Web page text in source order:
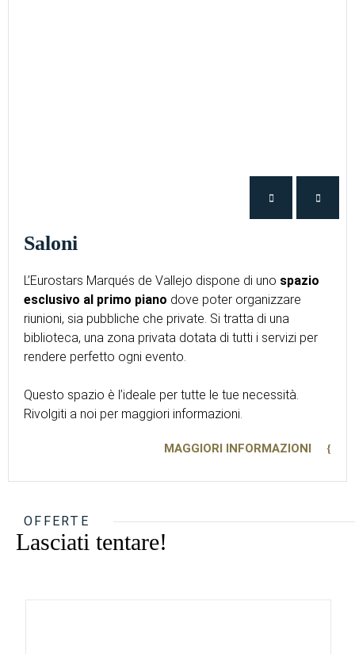
Saloni
L’Eurostars Marqués de Vallejo dispone di uno spazio
esclusivo al primo piano dove poter organizzare
riunioni, sia pubbliche che private. Si tratta di una
biblioteca, una zona privata dotata di tutti i servizi per
rendere perfetto ogni evento.
Questo spazio è l’ideale per tutte le tue necessità.
Rivolgiti a noi per maggiori informazioni.
MAGGIORI INFORMAZIONI
OFFERTE
Lasciati tentare!